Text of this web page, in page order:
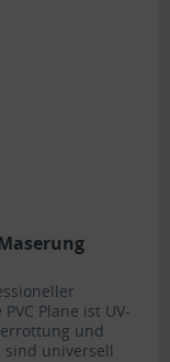
Plane ist UV-
und
sind universell